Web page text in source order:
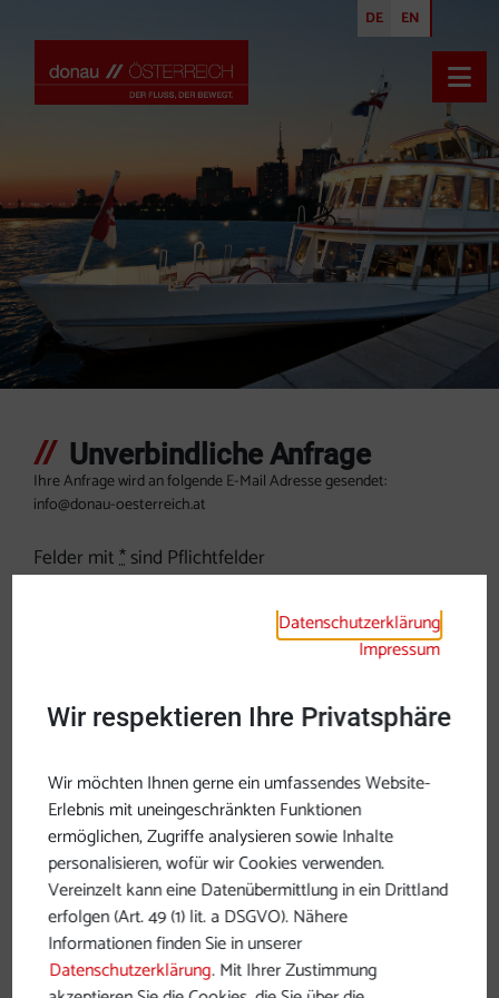
DE EN
Unverbindliche Anfrage
Ihre Anfrage wird an folgende E-Mail Adresse gesendet:
info@donau-oesterreich.at
Felder mit*sind Pflichtfelder
Zum Schutz vor Spam wird Google reCAPTCHA
verwendet. Dabei können personenbezogene Daten (z.
B. die IP-Adresse) an Google übermittelt werden. Mit
dem Absenden des Formulars werden die dafür
Datenschutzerklärung
Impressum
Wir respektieren Ihre Privatsphäre
Wir möchten Ihnen gerne ein umfassendes Website-
Erlebnis mit uneingeschränkten Funktionen
ermöglichen, Zugriffe analysieren sowie Inhalte
personalisieren, wofür wir Cookies verwenden.
Vereinzelt kann eine Datenübermittlung in ein Drittland
erfolgen (Art. 49 (1) lit. a DSGVO). Nähere
Informationen finden Sie in unserer
Datenschutzerklärung. Mit Ihrer Zustimmung